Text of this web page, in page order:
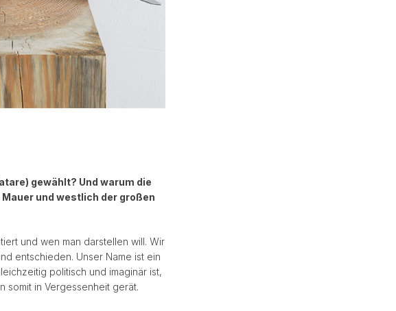
gewählt? Und warum die
und westlich der großen
und wen man darstellen will. Wir
entschieden. Unser Name ist ein
politisch und imaginär ist,
somit in Vergessenheit gerät.